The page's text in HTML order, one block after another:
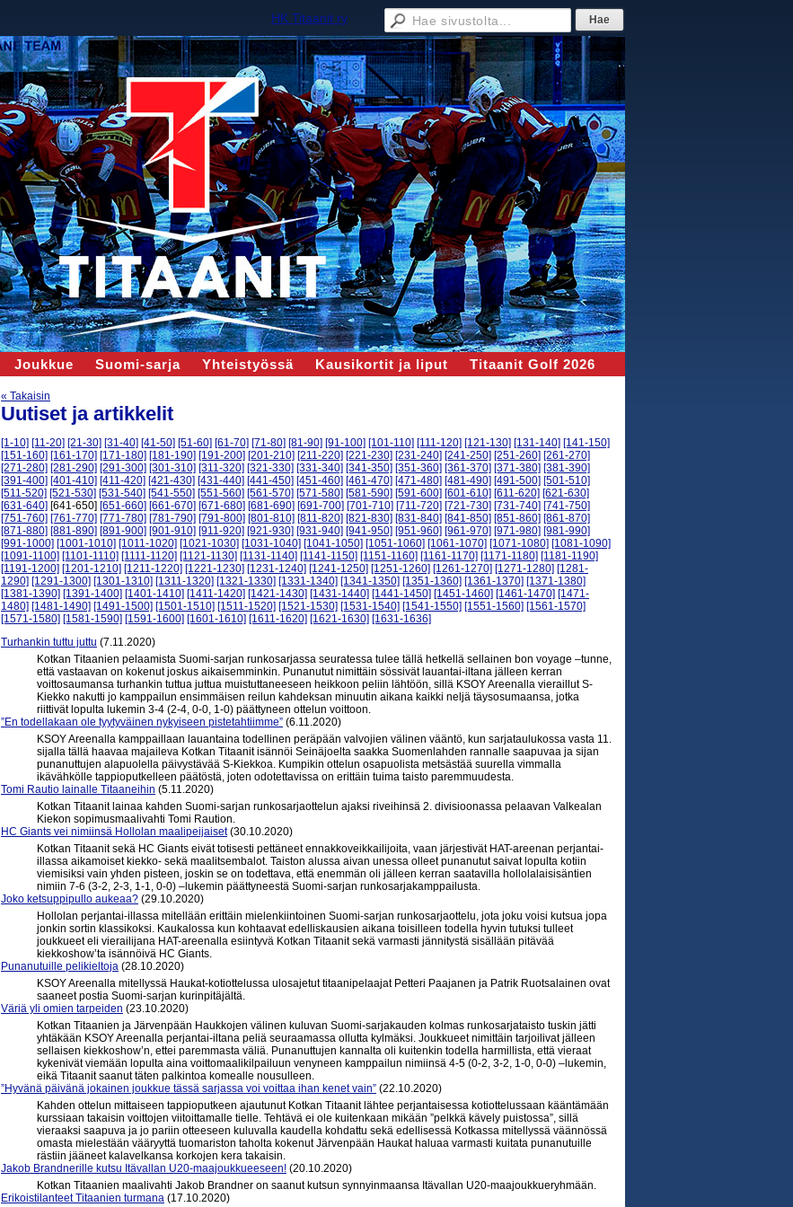
HK Titaanit ry
Joukkue Suomi-sarja Yhteistyössä Kausikortit ja liput Titaanit Golf 2026
« Takaisin
Uutiset ja artikkelit
[1-10] [11-20] [21-30] [31-40] [41-50] [51-60] [61-70] [71-80] [81-90] [91-100] [101-110] [111-120] [121-130] [131-140] [141-150]
[151-160] [161-170] [171-180] [181-190] [191-200] [201-210] [211-220] [221-230] [231-240] [241-250] [251-260] [261-270]
[271-280] [281-290] [291-300] [301-310] [311-320] [321-330] [331-340] [341-350] [351-360] [361-370] [371-380] [381-390]
[391-400] [401-410] [411-420] [421-430] [431-440] [441-450] [451-460] [461-470] [471-480] [481-490] [491-500] [501-510]
[511-520] [521-530] [531-540] [541-550] [551-560] [561-570] [571-580] [581-590] [591-600] [601-610] [611-620] [621-630]
[631-640] [641-650] [651-660] [661-670] [671-680] [681-690] [691-700] [701-710] [711-720] [721-730] [731-740] [741-750]
[751-760] [761-770] [771-780] [781-790] [791-800] [801-810] [811-820] [821-830] [831-840] [841-850] [851-860] [861-870]
[871-880] [881-890] [891-900] [901-910] [911-920] [921-930] [931-940] [941-950] [951-960] [961-970] [971-980] [981-990]
[991-1000] [1001-1010] [1011-1020] [1021-1030] [1031-1040] [1041-1050] [1051-1060] [1061-1070] [1071-1080] [1081-1090]
[1091-1100] [1101-1110] [1111-1120] [1121-1130] [1131-1140] [1141-1150] [1151-1160] [1161-1170] [1171-1180] [1181-1190]
[1191-1200] [1201-1210] [1211-1220] [1221-1230] [1231-1240] [1241-1250] [1251-1260] [1261-1270] [1271-1280] [1281-
1290] [1291-1300] [1301-1310] [1311-1320] [1321-1330] [1331-1340] [1341-1350] [1351-1360] [1361-1370] [1371-1380]
[1381-1390] [1391-1400] [1401-1410] [1411-1420] [1421-1430] [1431-1440] [1441-1450] [1451-1460] [1461-1470] [1471-
1480] [1481-1490] [1491-1500] [1501-1510] [1511-1520] [1521-1530] [1531-1540] [1541-1550] [1551-1560] [1561-1570]
[1571-1580] [1581-1590] [1591-1600] [1601-1610] [1611-1620] [1621-1630] [1631-1636]
Turhankin tuttu juttu (7.11.2020)
Kotkan Titaanien pelaamista Suomi-sarjan runkosarjassa seuratessa tulee tällä hetkellä sellainen bon voyage –tunne,
että vastaavan on kokenut joskus aikaisemminkin. Punanutut nimittäin sössivät lauantai-iltana jälleen kerran
voittosaumansa turhankin tuttua juttua muistuttaneeseen heikkoon peliin lähtöön, sillä KSOY Areenalla vieraillut S-
Kiekko nakutti jo kamppailun ensimmäisen reilun kahdeksan minuutin aikana kaikki neljä täysosumaansa, jotka
riittivät lopulta lukemin 3-4 (2-4, 0-0, 1-0) päättyneen ottelun voittoon.
”En todellakaan ole tyytyväinen nykyiseen pistetahtiimme” (6.11.2020)
KSOY Areenalla kamppaillaan lauantaina todellinen peräpään valvojien välinen vääntö, kun sarjataulukossa vasta 11.
sijalla tällä haavaa majaileva Kotkan Titaanit isännöi Seinäjoelta saakka Suomenlahden rannalle saapuvaa ja sijan
punanuttujen alapuolella päivystävää S-Kiekkoa. Kumpikin ottelun osapuolista metsästää suurella vimmalla
ikävähkölle tappioputkelleen päätöstä, joten odotettavissa on erittäin tuima taisto paremmuudesta.
Tomi Rautio lainalle Titaaneihin (5.11.2020)
Kotkan Titaanit lainaa kahden Suomi-sarjan runkosarjaottelun ajaksi riveihinsä 2. divisioonassa pelaavan Valkealan
Kiekon sopimusmaalivahti Tomi Raution.
HC Giants vei nimiinsä Hollolan maalipeijaiset (30.10.2020)
Kotkan Titaanit sekä HC Giants eivät totisesti pettäneet ennakkoveikkailijoita, vaan järjestivät HAT-areenan perjantai-
illassa aikamoiset kiekko- sekä maalitsembalot. Taiston alussa aivan unessa olleet punanutut saivat lopulta kotiin
viemisiksi vain yhden pisteen, joskin se on todettava, että enemmän oli jälleen kerran saatavilla hollolalaisisäntien
nimiin 7-6 (3-2, 2-3, 1-1, 0-0) –lukemin päättyneestä Suomi-sarjan runkosarjakamppailusta.
Joko ketsuppipullo aukeaa? (29.10.2020)
Hollolan perjantai-illassa mitellään erittäin mielenkiintoinen Suomi-sarjan runkosarjaottelu, jota joku voisi kutsua jopa
jonkin sortin klassikoksi. Kaukalossa kun kohtaavat edelliskausien aikana toisilleen todella hyvin tutuksi tulleet
joukkueet eli vierailijana HAT-areenalla esiintyvä Kotkan Titaanit sekä varmasti jännitystä sisällään pitävää
kiekkoshow’ta isännöivä HC Giants.
Punanutuille pelikieltoja (28.10.2020)
KSOY Areenalla mitellyssä Haukat-kotiottelussa ulosajetut titaanipelaajat Petteri Paajanen ja Patrik Ruotsalainen ovat
saaneet postia Suomi-sarjan kurinpitäjältä.
Väriä yli omien tarpeiden (23.10.2020)
Kotkan Titaanien ja Järvenpään Haukkojen välinen kuluvan Suomi-sarjakauden kolmas runkosarjataisto tuskin jätti
yhtäkään KSOY Areenalla perjantai-iltana peliä seuraamassa ollutta kylmäksi. Joukkueet nimittäin tarjoilivat jälleen
sellaisen kiekkoshow’n, ettei paremmasta väliä. Punanuttujen kannalta oli kuitenkin todella harmillista, että vieraat
kykenivät viemään lopulta aina voittomaalikilpailuun venyneen kamppailun nimiinsä 4-5 (0-2, 3-2, 1-0, 0-0) –lukemin,
eikä Titaanit saanut täten palkintoa komealle nousulleen.
”Hyvänä päivänä jokainen joukkue tässä sarjassa voi voittaa ihan kenet vain” (22.10.2020)
Kahden ottelun mittaiseen tappioputkeen ajautunut Kotkan Titaanit lähtee perjantaisessa kotiottelussaan kääntämään
kurssiaan takaisin voittojen viitoittamalle tielle. Tehtävä ei ole kuitenkaan mikään ”pelkkä kävely puistossa”, sillä
vieraaksi saapuva ja jo pariin otteeseen kuluvalla kaudella kohdattu sekä edellisessä Kotkassa mitellyssä väännössä
omasta mielestään vääryyttä tuomariston taholta kokenut Järvenpään Haukat haluaa varmasti kuitata punanutuille
rästiin jääneet kalavelkansa korkojen kera takaisin.
Jakob Brandnerille kutsu Itävallan U20-maajoukkueeseen! (20.10.2020)
Kotkan Titaanien maalivahti Jakob Brandner on saanut kutsun synnyinmaansa Itävallan U20-maajoukkueryhmään.
Erikoistilanteet Titaanien turmana (17.10.2020)